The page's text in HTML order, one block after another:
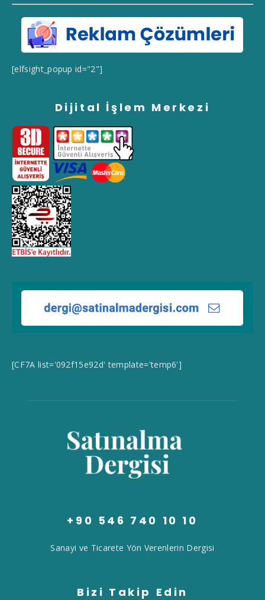
[elfsight_popup id="2"]
Dijital İşlem Merkezi
[CF7A list='092f15e92d' template='temp6']
+90 546 740 10 10
Sanayi ve Ticarete Yön Verenlerin Dergisi
Bizi Takip Edin